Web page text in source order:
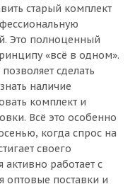
старый комплект
Это полноценный
«всё в одном».
сделать
наличие
комплект и
Всё это особенно
когда спрос на
своего
работает с
оптовые поставки и